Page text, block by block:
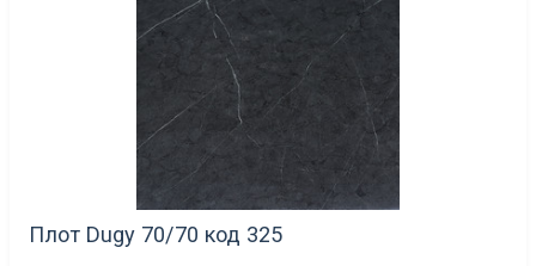
Плот Dugy 70/70 код 325